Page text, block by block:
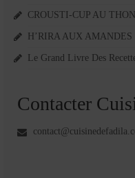
CROUSTI-CUP AU THON
H’RIRA AUX AMANDES
Le Grand Livre Des
Contacter